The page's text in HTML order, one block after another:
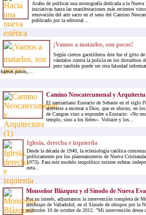
Acabo de publicar una monografía dedicada a la Nueva
iniciativas hasta las manifestaciones más recientes
renovación del arte sacro en el seno del Camino
publicado por la editorial...
¡Vamos a matarlos, son pocos!
Según ciertos gacetilleros éste fue el grito
vándalos contra la policía en los disturbios
pero también puede ser otra falsedad
fueron pocos,...
Camino Neocatecumenal y
El semiarriano Eustacio de Sebaste en el siglo
atreverse a encerrar a Dios, que es ubicuo, en
de Cangras vino a responder a Eustacio: «No
templo, sino a los fieles». Voltaire y los...
Iglesia, derecha e izquierda
Desde la década de 1940, la eclesiología católica
políticamente por los planteamientos de Nueva
1973). Para este modelo teopolítico existen esferas
neta...
Monseñor Blázquez y el Sínodo de Nueva
Por su interés, adjuntamos la intervención completa de
arzobispo de Valladolid, en el Sínodo de obispos por la
miércoles 10 de octubre de 2012. "Mi intervención desea